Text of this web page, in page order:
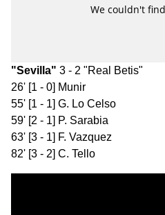
"Sevilla" 3 - 2 "Real Betis"
26' [1 - 0] Munir
55' [1 - 1] G. Lo Celso
59' [2 - 1] P. Sarabia
63' [3 - 1] F. Vazquez
82' [3 - 2] C. Tello